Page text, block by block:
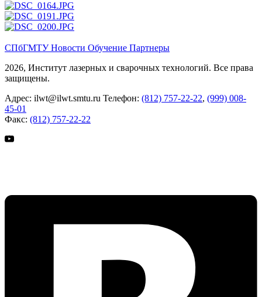
СПбГМТУНовости Обучение Партнеры
2026, Институт лазерных и сварочных технологий. Все права
защищены.
Адрес: ilwt@ilwt.smtu.ru Телефон: (812) 757-22-22, (999) 008-
45-01
Факс: (812) 757-22-22